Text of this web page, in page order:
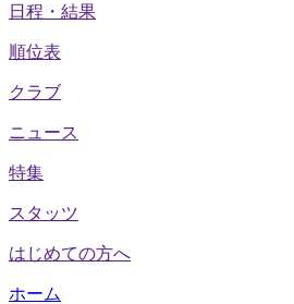
日程・結果
順位表
クラブ
ニュース
特集
スタッツ
はじめての方へ
ホーム